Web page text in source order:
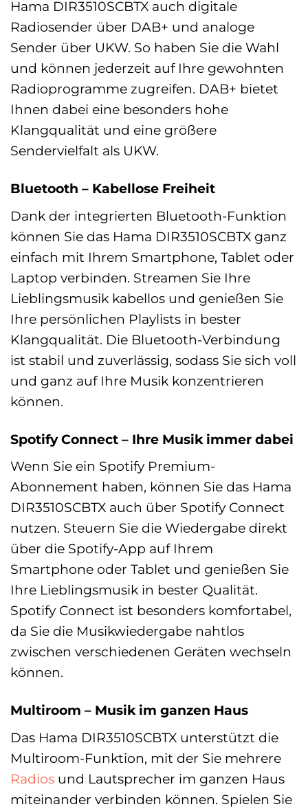
Hama DIR3510SCBTX auch digitale
Radiosender über DAB+ und analoge
Sender über UKW. So haben Sie die Wahl
und können jederzeit auf Ihre gewohnten
Radioprogramme zugreifen. DAB+ bietet
Ihnen dabei eine besonders hohe
Klangqualität und eine größere
Sendervielfalt als UKW.
Bluetooth – Kabellose Freiheit
Dank der integrierten Bluetooth-Funktion
können Sie das Hama DIR3510SCBTX ganz
einfach mit Ihrem Smartphone, Tablet oder
Laptop verbinden. Streamen Sie Ihre
Lieblingsmusik kabellos und genießen Sie
Ihre persönlichen Playlists in bester
Klangqualität. Die Bluetooth-Verbindung
ist stabil und zuverlässig, sodass Sie sich voll
und ganz auf Ihre Musik konzentrieren
können.
Spotify Connect – Ihre Musik immer dabei
Wenn Sie ein Spotify Premium-
Abonnement haben, können Sie das Hama
DIR3510SCBTX auch über Spotify Connect
nutzen. Steuern Sie die Wiedergabe direkt
über die Spotify-App auf Ihrem
Smartphone oder Tablet und genießen Sie
Ihre Lieblingsmusik in bester Qualität.
Spotify Connect ist besonders komfortabel,
da Sie die Musikwiedergabe nahtlos
zwischen verschiedenen Geräten wechseln
können.
Multiroom – Musik im ganzen Haus
Das Hama DIR3510SCBTX unterstützt die
Multiroom-Funktion, mit der Sie mehrere
Radios und Lautsprecher im ganzen Haus
miteinander verbinden können. Spielen Sie